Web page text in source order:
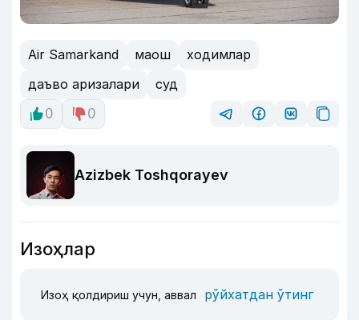
Air Samarkand маош
ходимлар
даъво аризалари
суд
0
0
Azizbek Toshqorayev
Изоҳлар
Изоҳ қолдириш учун, аввал рўйхатдан ўтинг